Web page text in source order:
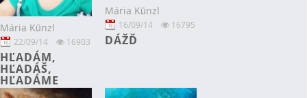
Mária Künzl
22/09/14 16903
HĽADÁM,
HĽADÁŠ,
HĽADÁME
Mária Künzl
16/09/14 16795
DÁŽĎ